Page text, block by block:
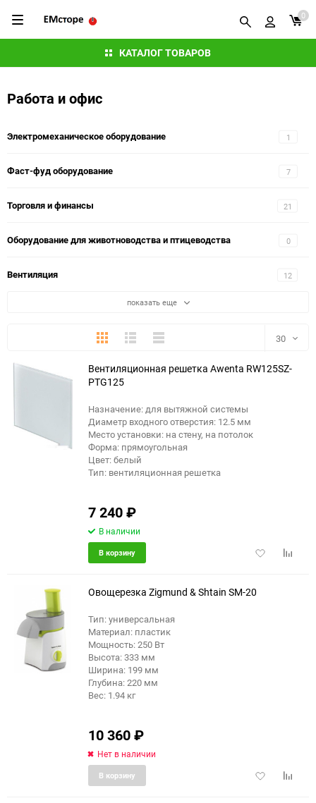
КАТАЛОГ ТОВАРОВ
0
Работа и офис
1
Электромеханическое оборудование
7
Фаст-фуд оборудование
21
Торговля и финансы
0
Оборудование для животноводства и птицеводства
12
Вентиляция
показать еще
ПлиткаПодробноКомпактно 30
30
Вентиляционная решетка Awenta RW125SZ-
PTG125
Назначение: для вытяжной системы
Диаметр входного отверстия: 12.5 мм
Место установки: на стену, на потолок
Форма: прямоугольная
Цвет: белый
Тип: вентиляционная решетка
7 240₽
В наличии
Добавить
В корзину
Овощерезка Zigmund & Shtain SM-20
Тип: универсальная
Материал: пластик
Мощность: 250 Вт
Высота: 333 мм
Ширина: 199 мм
Глубина: 220 мм
Вес: 1.94 кг
10 360₽
Нет в наличии
Добавить
В корзину